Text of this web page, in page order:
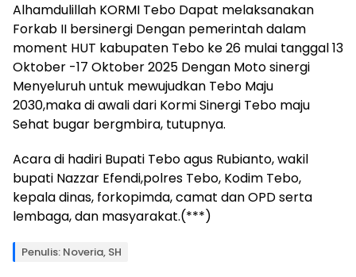
Alhamdulillah KORMI Tebo Dapat melaksanakan
Forkab II bersinergi Dengan pemerintah dalam
moment HUT kabupaten Tebo ke 26 mulai tanggal 13
Oktober -17 Oktober 2025 Dengan Moto sinergi
Menyeluruh untuk mewujudkan Tebo Maju
2030,maka di awali dari Kormi Sinergi Tebo maju
Sehat bugar bergmbira, tutupnya.
Acara di hadiri Bupati Tebo agus Rubianto, wakil
bupati Nazzar Efendi,polres Tebo, Kodim Tebo,
kepala dinas, forkopimda, camat dan OPD serta
lembaga, dan masyarakat.(***)
Penulis: Noveria, SH